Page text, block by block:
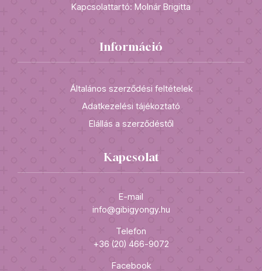
Kapcsolattartó: Molnár Brigitta
Információ
Általános szerződési feltételek
Adatkezelési tájékoztató
Elállás a szerződéstől
Kapcsolat
E-mail
info@gibigyongy.hu
Telefon
+36 (20) 466-9072
Facebook